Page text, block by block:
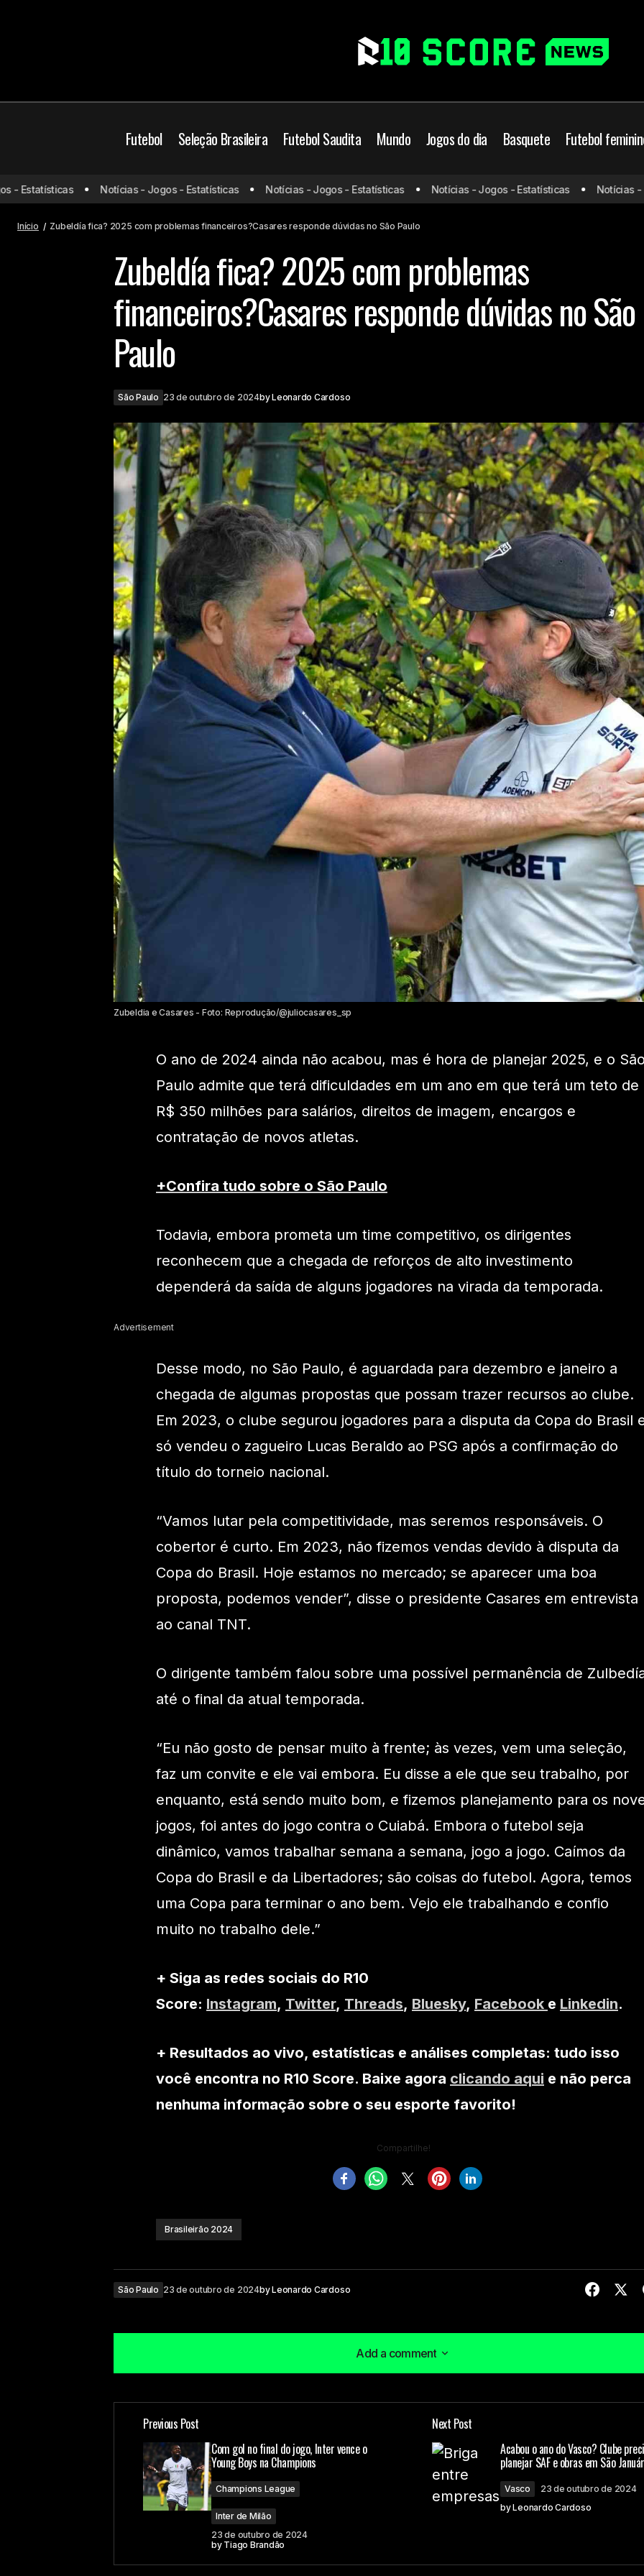
Futebol Seleção Brasileira Futebol Saudita Mundo Jogos do dia Basquete Futebol
Com gol no final do jogo, Inter vence o
Young Boys na Champions
São Paulo Zubeldía fica? 2025 com problemas financeiros?Casares responde
Notícias - Jogos - Estatísticas Notícias - Jogos - Estatísticas Notícias - Jogos - Estatísticas Notícias -
Início Zubeldía fica? 2025 com problemas financeiros?Casares responde dúvidas no São Paulo
Zubeldía fica? 2025 com problemas
financeiros?Casares responde dúvidas no São
Paulo
São Paulo 23 de outubro de 2024byLeonardo Cardoso
Zubeldia e Casares - Foto: Reprodução/@juliocasares_sp
O ano de 2024 ainda não acabou, mas é hora de planejar 2025, e o
Paulo admite que terá dificuldades em um ano em que terá um teto de
R$ 350 milhões para salários, direitos de imagem, encargos e
contratação de novos atletas.
+Confira tudo sobre o São Paulo
Todavia, embora prometa um time competitivo, os dirigentes
reconhecem que a chegada de reforços de alto investimento
dependerá da saída de alguns jogadores na virada da temporada.
Advertisement
Desse modo, no São Paulo, é aguardada para dezembro e janeiro a
chegada de algumas propostas que possam trazer recursos ao clube.
Em 2023, o clube segurou jogadores para a disputa da Copa do Brasil
só vendeu o zagueiro Lucas Beraldo ao PSG após a confirmação do
título do torneio nacional.
“Vamos lutar pela competitividade, mas seremos responsáveis. O
cobertor é curto. Em 2023, não fizemos vendas devido à disputa da
Copa do Brasil. Hoje estamos no mercado; se aparecer uma boa
proposta, podemos vender”, disse o presidente Casares em entrevista
ao canal TNT.
O dirigente também falou sobre uma possível permanência de
até o final da atual temporada.
“Eu não gosto de pensar muito à frente; às vezes, vem uma seleção,
faz um convite e ele vai embora. Eu disse a ele que seu trabalho, por
enquanto, está sendo muito bom, e fizemos planejamento para os
jogos, foi antes do jogo contra o Cuiabá. Embora o futebol seja
dinâmico, vamos trabalhar semana a semana, jogo a jogo. Caímos da
Copa do Brasil e da Libertadores; são coisas do futebol. Agora, temos
uma Copa para terminar o ano bem. Vejo ele trabalhando e confio
muito no trabalho dele.”
+ Siga as redes sociais do R10
Score: Instagram, Twitter, Threads, Bluesky, Facebook e Linkedin.
+ Resultados ao vivo, estatísticas e análises completas: tudo isso
você encontra no R10 Score. Baixe agora clicando aqui e não perca
nenhuma informação sobre o seu esporte favorito!
Compartilhe!
Brasileirão 2024
São Paulo 23 de outubro de 2024byLeonardo Cardoso
Add a comment
Add a comment
O seu endereço de e-mail não será publicado. Campos obrigatórios são marcados com
Comment*
Previous Post
Com gol no final do jogo, Inter vence o
Young Boys na Champions
Champions League
Inter de Milão
23 de outubro de 2024
by Tiago Brandão
Next Post
Acabou o ano do Vasco? Clube
planejar SAF e obras em São
Vasco
23 de outubro de 2024
byLeonardo Cardoso